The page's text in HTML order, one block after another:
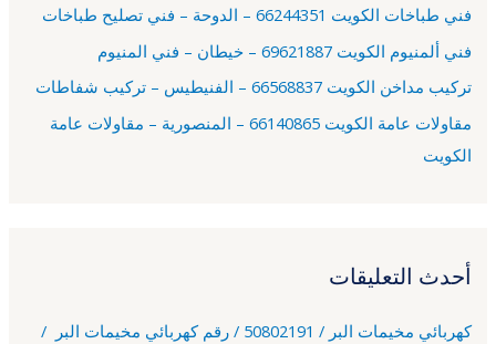
:فني طباخات الكويت 66244351 – الدوحة – فني تصليح طباخات
فني ألمنيوم الكويت 69621887 – خيطان – فني المنيوم
تركيب مداخن الكويت 66568837 – الفنيطيس – تركيب شفاطات
مقاولات عامة الكويت 66140865 – المنصورية – مقاولات عامة
الكويت
أحدث التعليقات
كهربائي مخيمات البر / 50802191 / رقم كهربائي مخيمات البر /